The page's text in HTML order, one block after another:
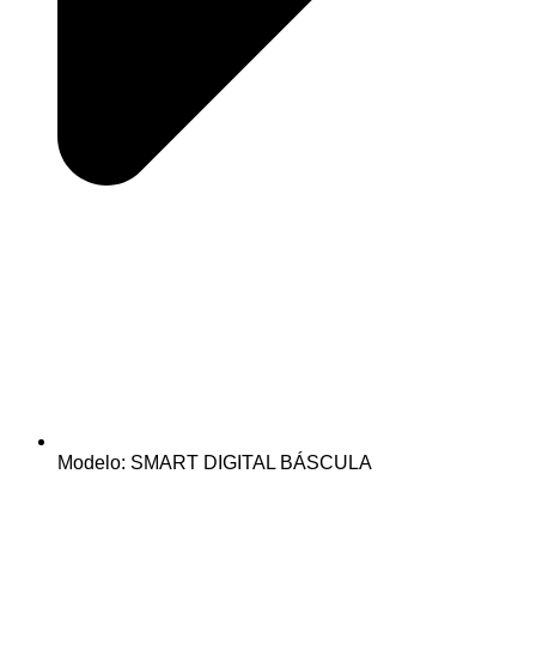
Modelo: SMART DIGITAL BÁSCULA